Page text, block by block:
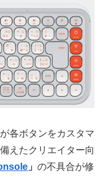
各ボタンをカスタマ
えたクリエイター向
」 の不具合が修